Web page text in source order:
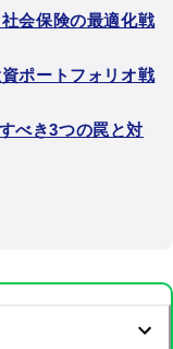
会保険の最適化戦
ポートフォリオ戦
べき3つの罠と対